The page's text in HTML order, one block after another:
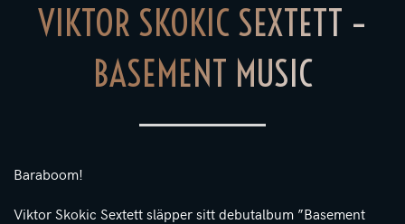
VIKTOR SKOKIC SEXTETT –
BASEMENT MUSIC
Baraboom!
Viktor Skokic Sextett släpper sitt debutalbum ”Basement